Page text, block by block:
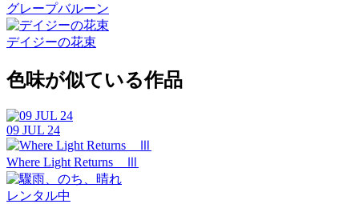
グレープバルーン
デイジーの花束
色味が似ている作品
09 JUL 24
Where Light Returns Ⅲ
レンタル中